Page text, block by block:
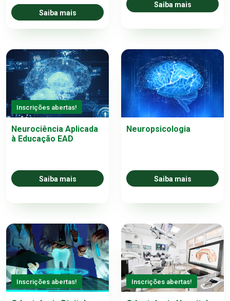
Saiba mais
Saiba mais
Inscrições abertas!
Neurociência Aplicada
à Educação EAD
Saiba mais
Neuropsicologia
Saiba mais
Inscrições abertas! Inscrições abertas!